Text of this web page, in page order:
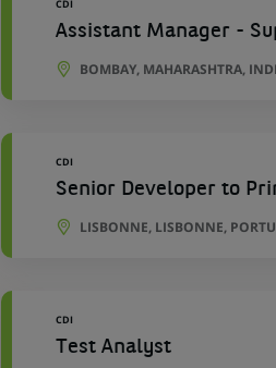
CDI
Assistant Manager -
BOMBAY, MAHARASHTRA,
CDI
Senior Developer to
LISBONNE, LISBONNE,
CDI
Test Analyst